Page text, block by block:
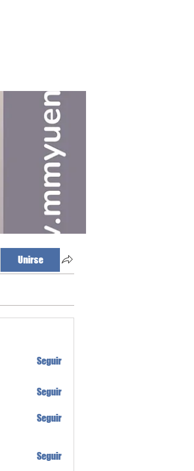
Unirse
Seguir
Seguir
Seguir
Seguir